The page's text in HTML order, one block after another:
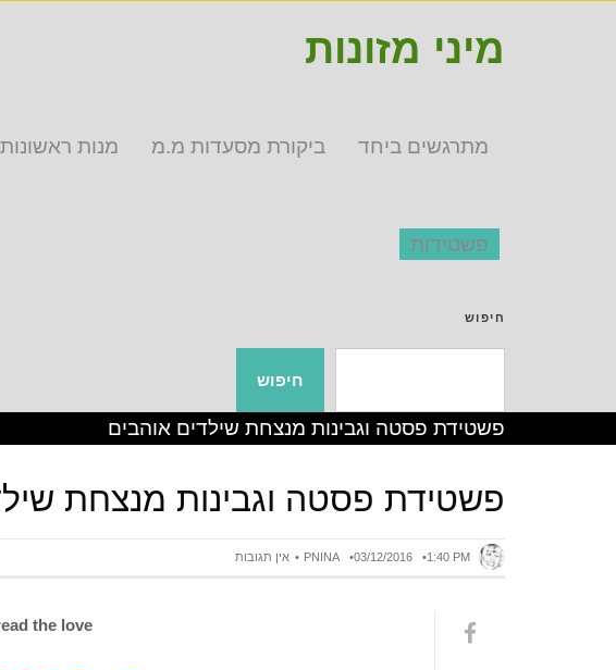
מיני מזונות
מתרגשים ביחד ביקורת מסעדות מ.מ מנות ראשונות
פשטידות
חיפוש
חיפוש
פשטידת פסטה וגבינות מנצחת שילדים אוהבים
פשטידת פסטה וגבינות מנצחת
PNINA 03/12/2016 1:40 PM אין תגובות
the love